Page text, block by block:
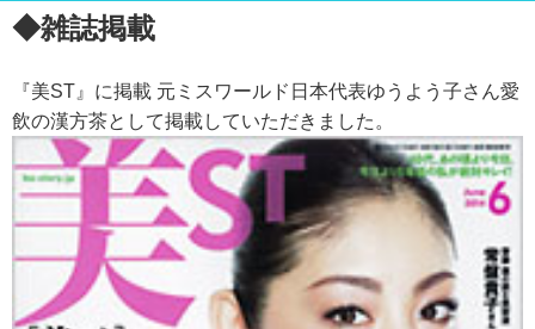
◆雑誌掲載
『美ST』に掲載 元ミスワールド日本代表ゆうよう子さん愛
飲の漢方茶として掲載していただきました。